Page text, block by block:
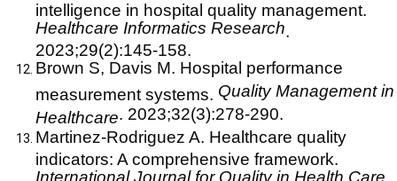
intelligence in hospital quality management.
Healthcare Informatics Research
2023;29(2):145-158.
Brown S, Davis M. Hospital performance
measurement systems. Quality Management in
Healthcare. 2023;32(3):278-290.
Martinez-Rodriguez A. Healthcare quality
indicators: A comprehensive framework.
International Journal for Quality in Health Care